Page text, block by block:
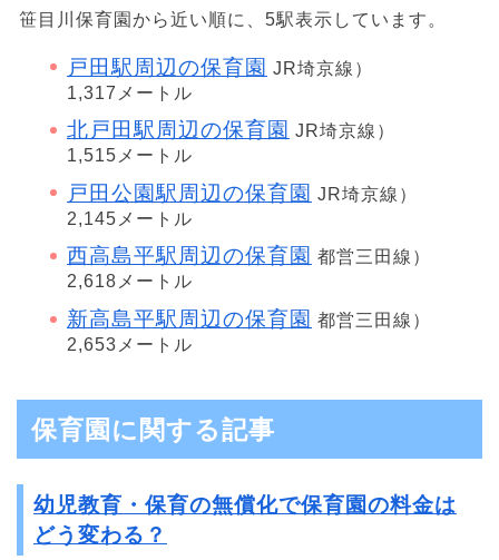
笹目川保育園から近い順に、5駅表示しています。
戸田駅周辺の保育園 JR埼京線）
1,317メートル
北戸田駅周辺の保育園 JR埼京線）
1,515メートル
戸田公園駅周辺の保育園 JR埼京線）
2,145メートル
西高島平駅周辺の保育園 都営三田線）
2,618メートル
新高島平駅周辺の保育園 都営三田線）
2,653メートル
保育園に関する記事
幼児教育・保育の無償化で保育園の料金は
どう変わる？